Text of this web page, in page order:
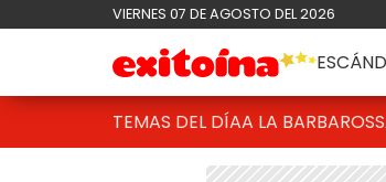
VIERNES 07 DE AGOSTO DEL 2026
TEMAS DEL DÍAA LA